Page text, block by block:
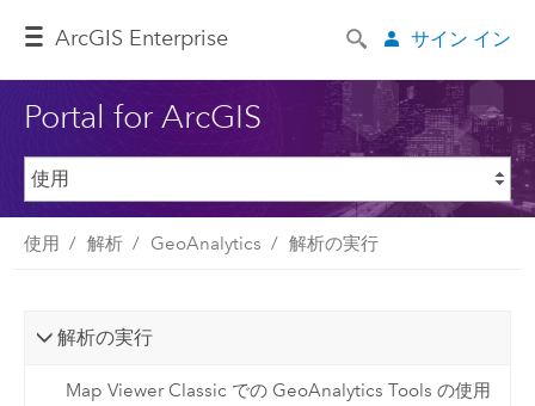
ArcGIS Enterprise サイン イン
Portal for ArcGIS
使用 解析 GeoAnalytics 解析の実行
解析の実行
Map Viewer Classic での GeoAnalytics Tools の使用